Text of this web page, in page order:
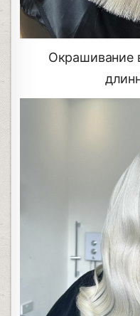
Окрашивание